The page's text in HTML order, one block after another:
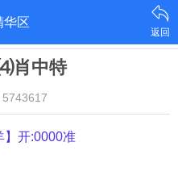
华区
返回
肖中特
5743617
】开:0000准